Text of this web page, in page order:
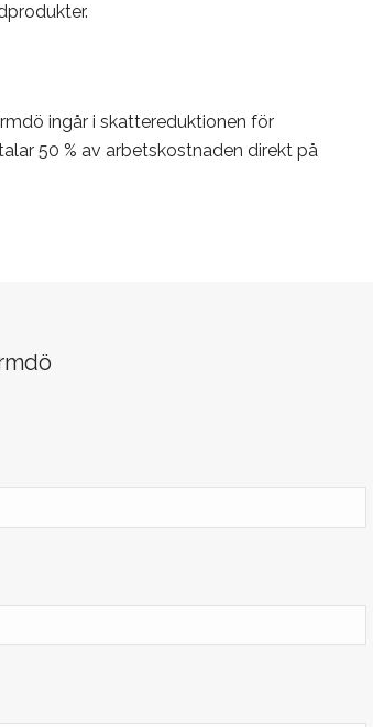
ingår i skattereduktionen för
50 % av arbetskostnaden direkt på